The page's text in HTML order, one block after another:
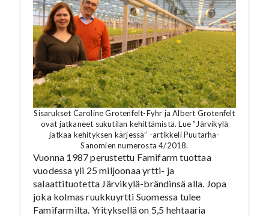
Sisarukset Caroline Grotenfelt-Fyhr ja Albert Grotenfelt
ovat jatkaneet sukutilan kehittämistä. Lue ”Järvikylä
jatkaa kehityksen kärjessä” -artikkeli Puutarha-
Sanomien numerosta 4/2018.
Vuonna 1987 perustettu Famifarm tuottaa
vuodessa yli 25 miljoonaa yrtti- ja
salaattituotetta Järvikylä-brändinsä alla. Jopa
joka kolmas ruukkuyrtti Suomessa tulee
Famifarmilta. Yrityksellä on 5,5 hehtaaria